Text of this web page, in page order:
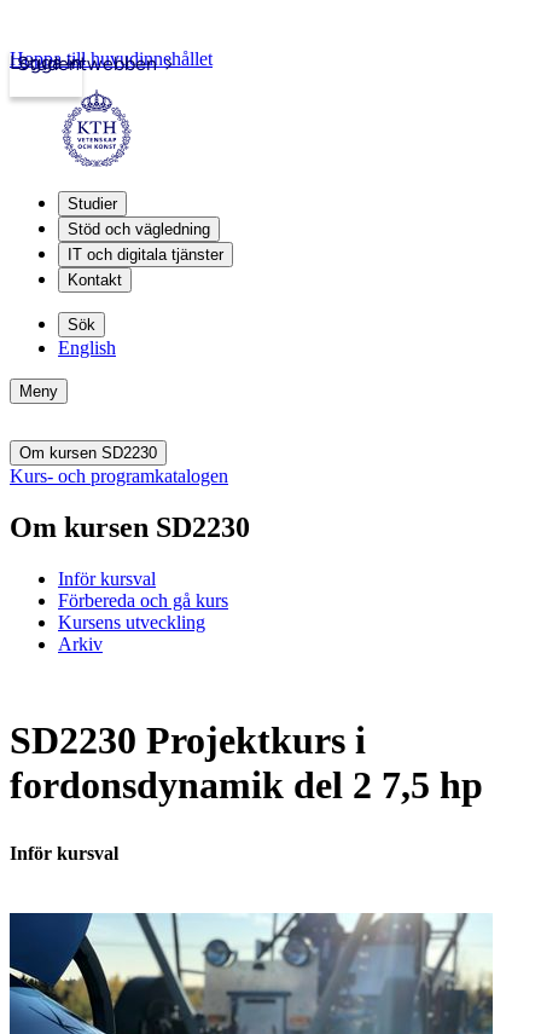
Studentwebben
Logga in
Hoppa till huvudinnehållet
Studier
Stöd och vägledning
IT och digitala tjänster
Kontakt
Sök
English
Meny
Om kursen SD2230
Kurs- och programkatalogen
Om kursen SD2230
Inför kursval
Förbereda och gå kurs
Kursens utveckling
Arkiv
SD2230 Projektkurs i
fordonsdynamik del 2 7,5 hp
Inför kursval